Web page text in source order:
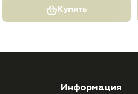
Купить
Информация